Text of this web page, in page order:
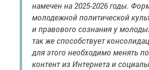
намечен на 2025-2026 годы.
молодежной политической
и правового сознания у
так же способствует
для этого необходимо менять
контент из Интернета и